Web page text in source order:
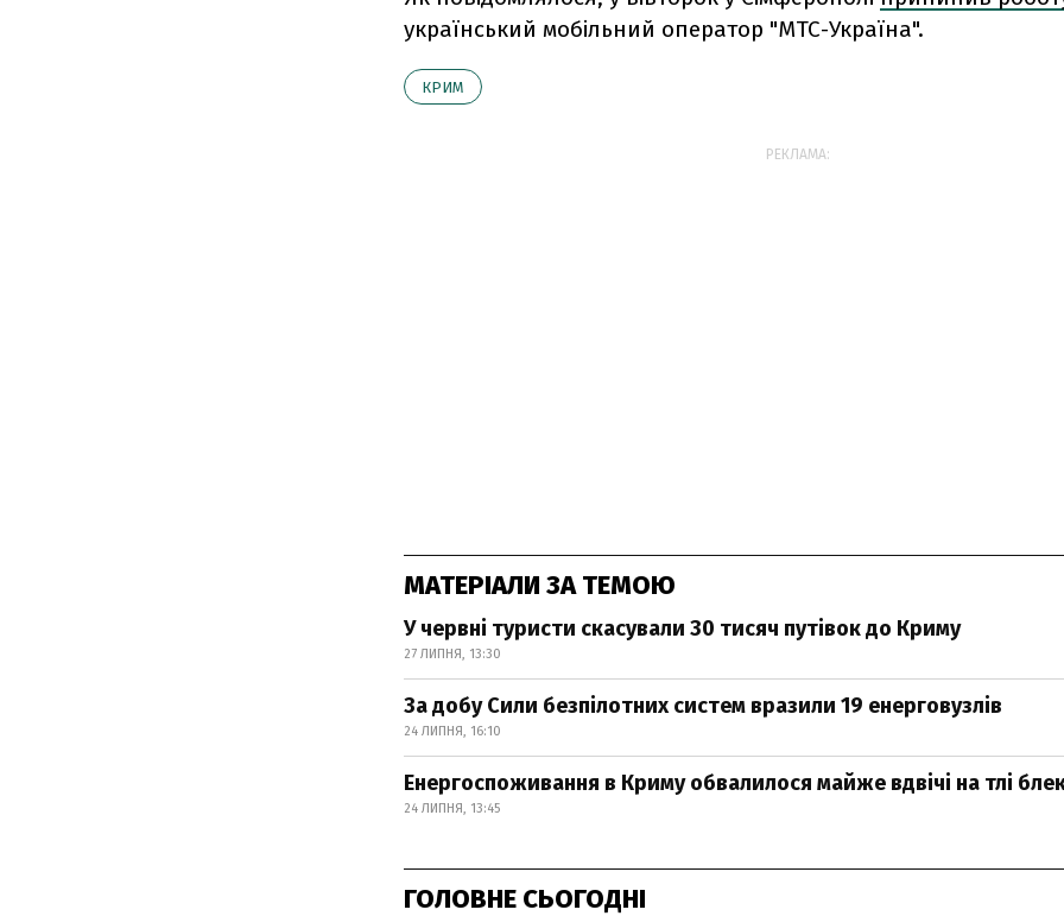
український мобільний оператор "МТС-Україна".
КРИМ
РЕКЛАМА:
МАТЕРІАЛИ ЗА ТЕМОЮ
У червні туристи скасували 30 тисяч путівок до Криму
27 ЛИПНЯ, 13:30
За добу Сили безпілотних систем вразили 19 енерговузлів
24 ЛИПНЯ, 16:10
Енергоспоживання в Криму обвалилося майже вдвічі на тлі
24 ЛИПНЯ, 13:45
ГОЛОВНЕ СЬОГОДНІ